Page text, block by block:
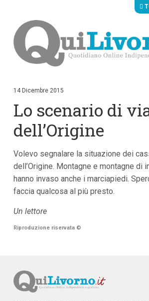
i
i
n
n
u
i
p
i
n
V
a
14 Dicembre 2015
Lo scenario di
dell’Origine
Volevo segnalare la situazione dei
dell’Origine. Montagne e montagne di
hanno invaso anche i marciapiedi.
faccia qualcosa al più presto.
Un lettore
Riproduzione riservata ©